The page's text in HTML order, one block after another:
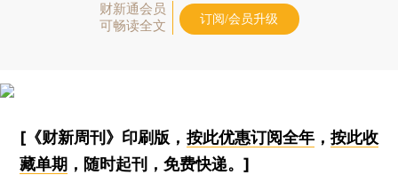
财新通会员
可畅读全文
订阅/会员升级
[《财新周刊》印刷版， 按此优惠订阅全年， 按此收
藏单期 ，随时起刊，免费快递。]